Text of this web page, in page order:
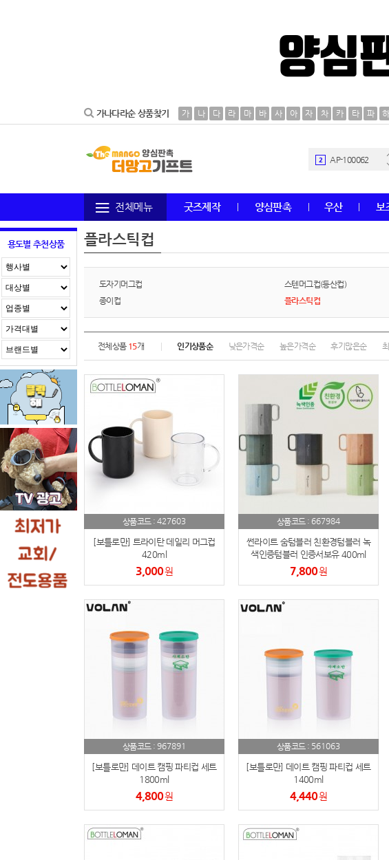
가나다라순 상품찾기 가 나 다 라 마 바 사 아 자 차 카 타 파 하
2 AP-100062
4 수건
볼펜
6 양심판촉
텀블러
10 AP-100125
11 usb
12 보조배터리
송월타올
14 에코백
15 AP-100025
16 쿠션
19 스테들러
22 티슈
23
24 손톱깍이
AP-100071
전체메뉴 굿즈제작 양심판촉 우산 보
용도별 추천상품 플라스틱컵
도자기머그컵 스텐머그컵(등산컵)
종이컵
플라스틱컵
전체상품 15개 인기상품순 낮은가격순 높은가격순 후기많은순
상품코드 : 427603
[보틀로만] 트라이탄 데일리 머그컵
420ml
3,000원
상품코드 : 667984
썬라이트 숨텀블러 친환경텀블러 녹
색인증텀블러 인증서보유 400ml
7,800원
상품코드 : 967891
[보틀로만] 데이트 캠핑 파티컵 세트
1800ml
4,800원
상품코드 : 561063
[보틀로만] 데이트 캠핑 파티컵 세트
1400ml
4,440원